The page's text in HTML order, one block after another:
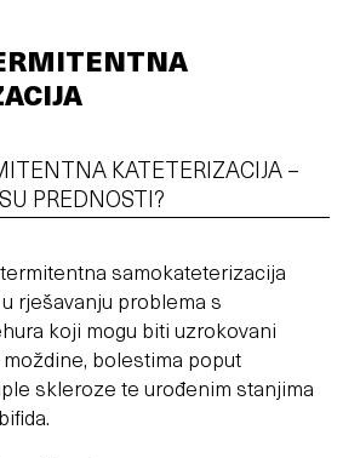
KATETERIZACIJA –
PREDNOSTI?
samokateterizacija
rješavanju problema s
koji mogu biti uzrokovani
bolestima poput
skleroze te urođenim stanjima